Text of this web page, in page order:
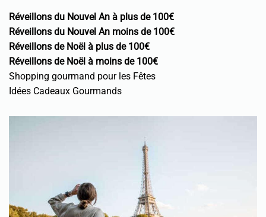
Réveillons du Nouvel An à plus de 100€
Réveillons du Nouvel An moins de 100€
Réveillons de Noël à plus de 100€
Réveillons de Noël à moins de 100€
Shopping gourmand pour les Fêtes
Idées Cadeaux Gourmands